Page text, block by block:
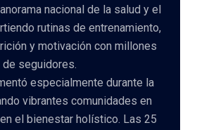
nacional de la salud y el
rutinas de entrenamiento,
y motivación con millones
de seguidores.
especialmente durante la
vibrantes comunidades en
el bienestar holístico. Las 25